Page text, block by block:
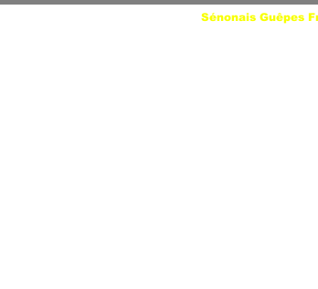
Sénonais Guêpes